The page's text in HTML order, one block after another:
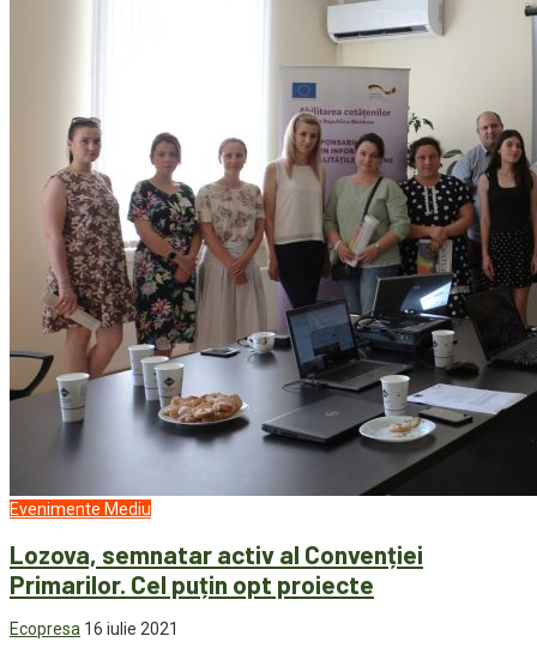
Evenimente Mediu
Lozova, semnatar activ al Convenției
Primarilor. Cel puțin opt proiecte
Ecopresa 16 iulie 2021